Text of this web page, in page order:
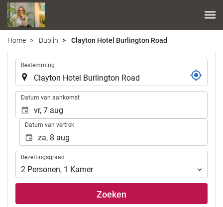
Home Dublin Clayton Hotel Burlington Road
Bestemming
Datum van aankomst
Datum van vertrek
Bezettingsgraad
Bezettingsgraad
2 Personen, 1 Kamer
Zoeken